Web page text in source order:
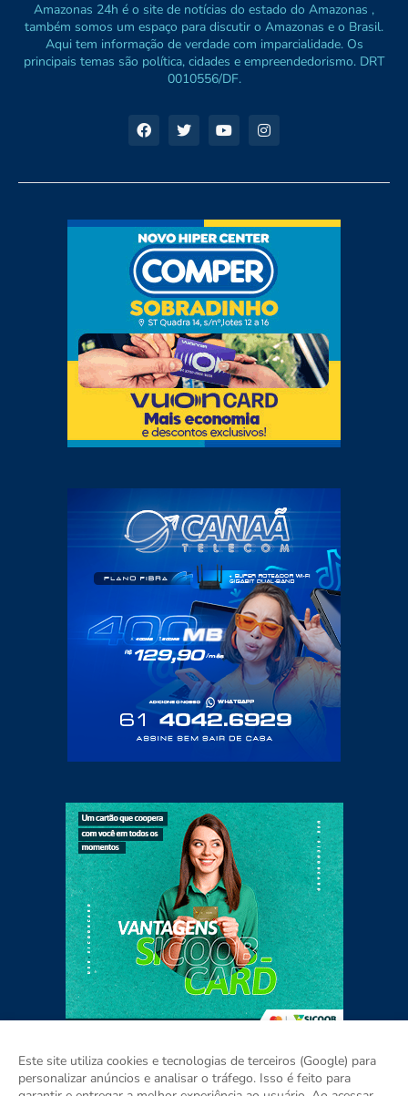
Amazonas 24h é o site de notícias do estado do Amazonas ,
também somos um espaço para discutir o Amazonas e o Brasil.
Aqui tem informação de verdade com imparcialidade. Os
principais temas são política, cidades e empreendedorismo. DRT
0010556/DF.
Este site utiliza cookies e tecnologias de terceiros (Google) para
personalizar anúncios e analisar o tráfego. Isso é feito para